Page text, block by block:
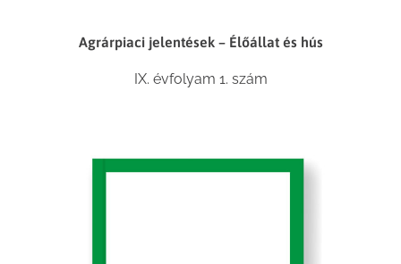
Agrárpiaci jelentések – Élőállat és hús
IX. évfolyam 1. szám